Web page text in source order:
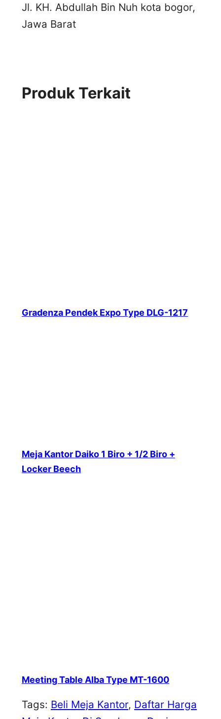
Jl. KH. Abdullah Bin Nuh kota bogor,
Jawa Barat
Produk Terkait
Gradenza Pendek Expo Type DLG-1217
Meja Kantor Daiko 1 Biro + 1/2 Biro +
Locker Beech
Meeting Table Alba Type MT-1600
Tags: Beli Meja Kantor, Daftar Harga